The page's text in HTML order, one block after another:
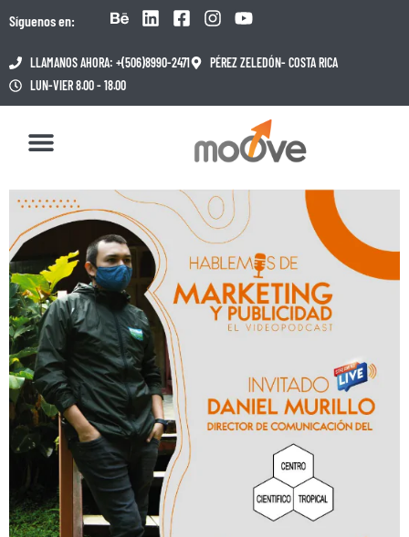
Síguenos en:
LLAMANOS AHORA: +(506)8990-2471
PÉREZ ZELEDÓN- COSTA RICA
LUN-VIER 8.00 - 18.00